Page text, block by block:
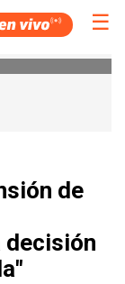
☰
de
decisión